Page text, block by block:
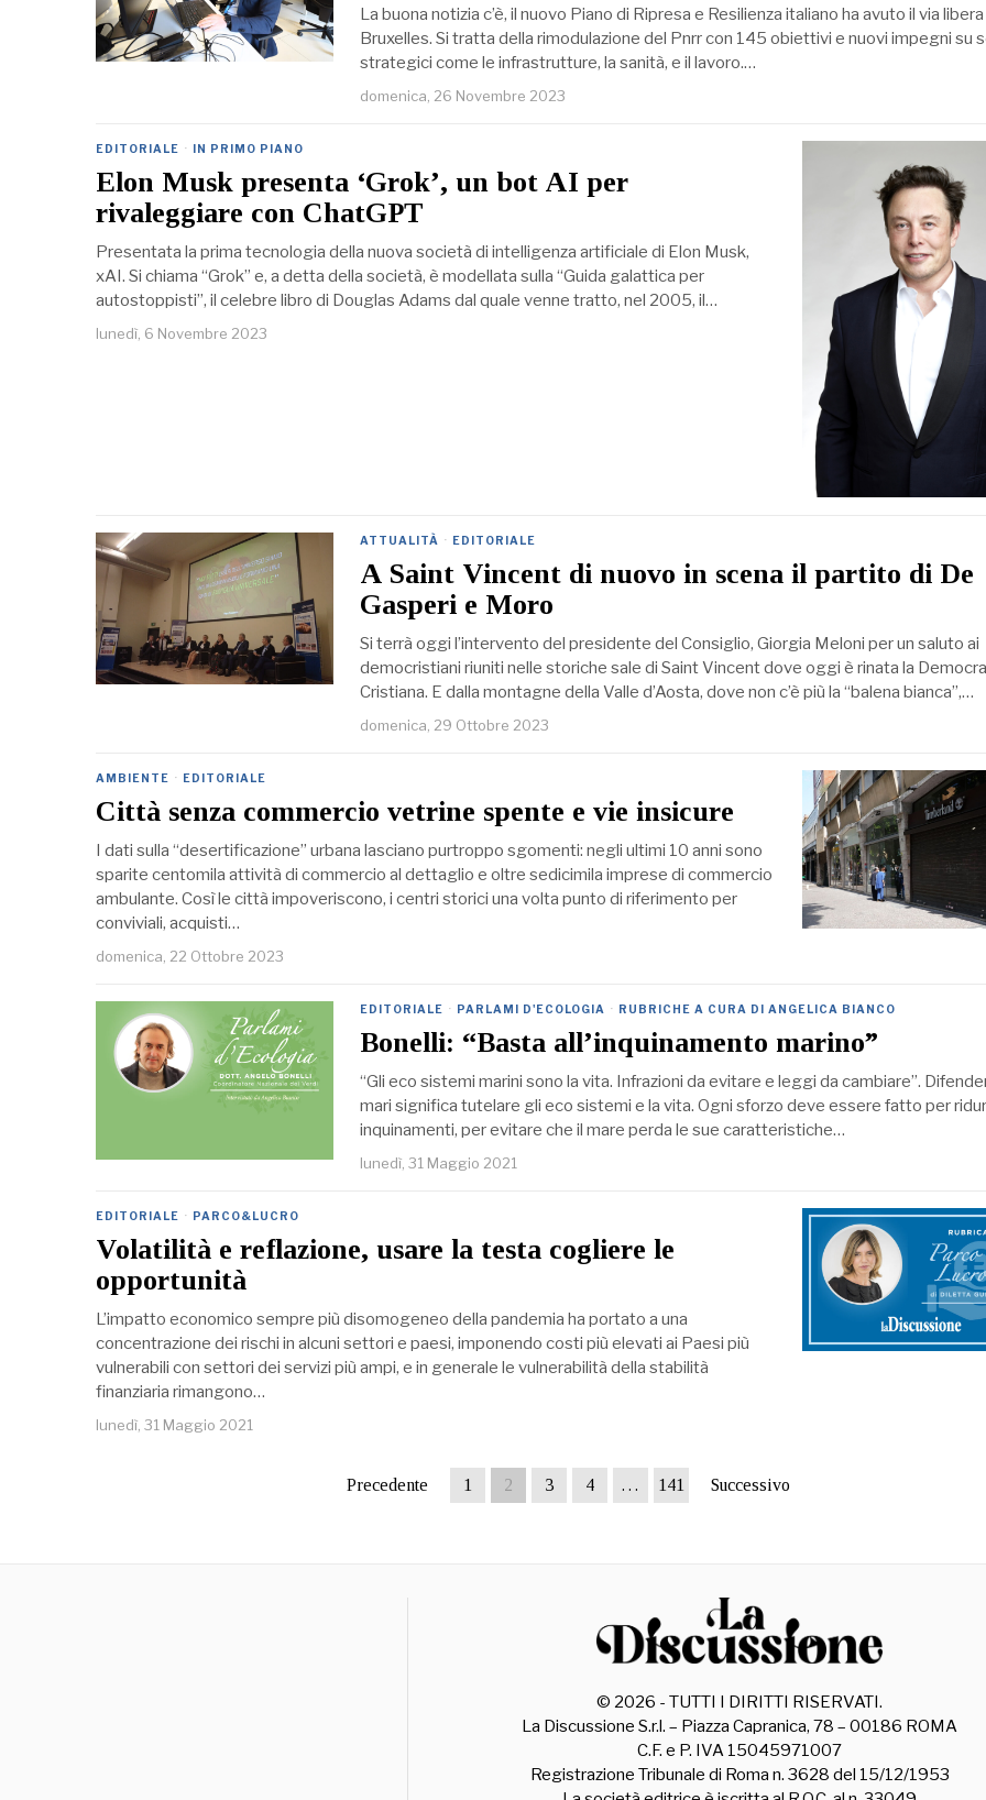
La buona notizia c’è, il nuovo Piano di Ripresa e Resilienza italiano ha avuto il via
Bruxelles. Si tratta della rimodulazione del Pnrr con 145 obiettivi e nuovi impegni su
strategici come le infrastrutture, la sanità, e il lavoro.…
domenica, 26 Novembre 2023
EDITORIALE · IN PRIMO PIANO
Elon Musk presenta ‘Grok’, un bot AI per
rivaleggiare con ChatGPT
Presentata la prima tecnologia della nuova società di intelligenza artificiale di Elon Musk,
xAI. Si chiama “Grok” e, a detta della società, è modellata sulla “Guida galattica per
autostoppisti”, il celebre libro di Douglas Adams dal quale venne tratto, nel 2005, il…
lunedì, 6 Novembre 2023
ATTUALITÀ · EDITORIALE
A Saint Vincent di nuovo in scena il partito di De
Gasperi e Moro
Si terrà oggi l’intervento del presidente del Consiglio, Giorgia Meloni per un saluto ai
democristiani riuniti nelle storiche sale di Saint Vincent dove oggi è rinata la
Cristiana. E dalla montagne della Valle d’Aosta, dove non c’è più la “balena bianca”,…
domenica, 29 Ottobre 2023
AMBIENTE · EDITORIALE
Città senza commercio vetrine spente e vie insicure
I dati sulla “desertificazione” urbana lasciano purtroppo sgomenti: negli ultimi 10 anni sono
sparite centomila attività di commercio al dettaglio e oltre sedicimila imprese di commercio
ambulante. Così le città impoveriscono, i centri storici una volta punto di riferimento per
conviviali, acquisti…
domenica, 22 Ottobre 2023
EDITORIALE · PARLAMI D'ECOLOGIA · RUBRICHE A CURA DI ANGELICA BIANCO
Bonelli: “Basta all’inquinamento marino”
“Gli eco sistemi marini sono la vita. Infrazioni da evitare e leggi da cambiare”.
mari significa tutelare gli eco sistemi e la vita. Ogni sforzo deve essere fatto per
inquinamenti, per evitare che il mare perda le sue caratteristiche…
lunedì, 31 Maggio 2021
EDITORIALE · PARCO&LUCRO
Volatilità e reflazione, usare la testa cogliere le
opportunità
L’impatto economico sempre più disomogeneo della pandemia ha portato a una
concentrazione dei rischi in alcuni settori e paesi, imponendo costi più elevati ai Paesi più
vulnerabili con settori dei servizi più ampi, e in generale le vulnerabilità della stabilità
finanziaria rimangono…
lunedì, 31 Maggio 2021
Precedente 1 2 3 4 … 141 Successivo
© 2026 - TUTTI I DIRITTI RISERVATI.
La Discussione S.r.l. – Piazza Capranica, 78 – 00186 ROMA
C.F. e P. IVA 15045971007
Registrazione Tribunale di Roma n. 3628 del 15/12/1953